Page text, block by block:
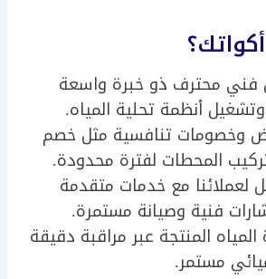
فني محترف ذو خبرة واسعة
أنظمة تحلية المياه.
وخصومات تنافسية مثل خصم
لعملائنا مع خدمات متقدمة
فنية وصيانة مستمرة.
المنتجة عبر مراقبة دقيقة
مستمر.